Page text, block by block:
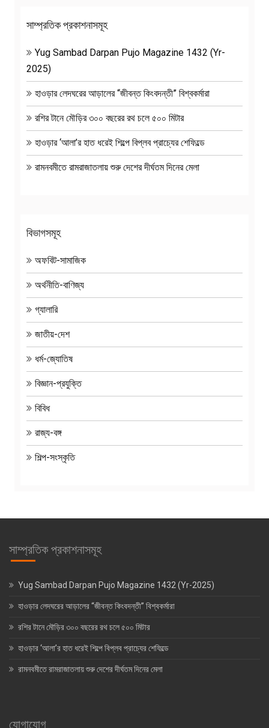
সাম্প্রতিক প্রকাশনাসমূহ
Yug Sambad Darpan Pujo Magazine 1432 (Yr-
2025)
হাওড়ার লেদঘরের আড়ালের “জীবন্ত কিংবদন্তী” বিশ্বকর্মারা
রশির টানে মৌড়ির ৩০০ বছরের রথ চলে ৫০০ মিটার
হাওড়ার ‘আলা’র হাত ধরেই শিল্পে বিপ্লব প্রাচ্যের শেফিল্ডে
রামনবমীতে রামরাজাতলায় শুরু দেশের দীর্ঘতম দিনের মেলা
বিভাগসমূহ
অফবিট-সামাজিক
অর্থনীতি-বাণিজ্য
গ্যালারি
জাতীয়-দেশ
ধর্ম-জ্যোতিষ
বিজ্ঞান-প্রযুক্তি
বিবিধ
রাজ্য-বঙ্গ
শিল্প-সংস্কৃতি
সাম্প্রতিক প্রকাশনাসমূহ
Yug Sambad Darpan Pujo Magazine 1432 (Yr-2025)
হাওড়ার লেদঘরের আড়ালের “জীবন্ত কিংবদন্তী” বিশ্বকর্মারা
রশির টানে মৌড়ির ৩০০ বছরের রথ চলে ৫০০ মিটার
হাওড়ার ‘আলা’র হাত ধরেই শিল্পে বিপ্লব প্রাচ্যের শেফিল্ডে
রামনবমীতে রামরাজাতলায় শুরু দেশের দীর্ঘতম দিনের মেলা
যোগাযোগ